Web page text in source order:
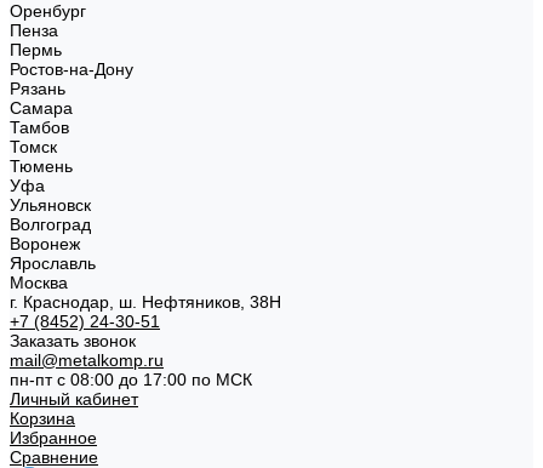
Оренбург
Пенза
Пермь
Ростов-на-Дону
Рязань
Самара
Тамбов
Томск
Тюмень
Уфа
Ульяновск
Волгоград
Воронеж
Ярославль
Москва
г. Краснодар, ш. Нефтяников, 38Н
+7 (8452) 24-30-51
Заказать звонок
mail@metalkomp.ru
пн-пт с 08:00 до 17:00 по МСК
Личный кабинет
Корзина
Избранное
Сравнение